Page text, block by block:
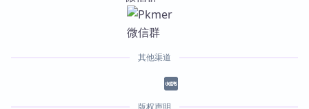
其他渠道
版权声明